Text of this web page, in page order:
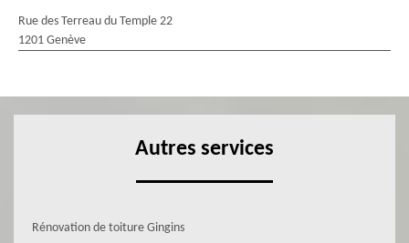
Rue des Terreau du Temple 22
1201 Genève
Autres services
Rénovation de toiture Gingins